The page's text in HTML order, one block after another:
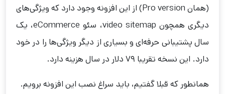
(همان Pro version) از این افزونه وجود دارد که ویژگی‌های
دیگری همچون video sitemap، سئو eCommerce، یک
سال پشتیبانی حرفه‌ای و بسیاری از دیگر ویژگی‌ها را در خود
دارد. این نسخه‌ تقریبا ۷۹ دلار در سال هزینه دارد.
همانطور که قبلا گفتیم، باید سراغ نصب این افزونه برویم.